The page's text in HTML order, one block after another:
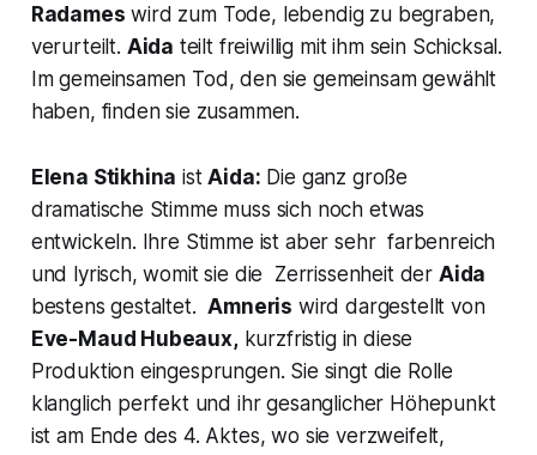
Radames wird zum Tode, lebendig zu begraben,
verurteilt. Aida teilt freiwillig mit ihm sein Schicksal.
Im gemeinsamen Tod, den sie gemeinsam gewählt
haben, finden sie zusammen.
Elena Stikhina istAida: Die ganz große
dramatische Stimme muss sich noch etwas
entwickeln. Ihre Stimme ist aber sehr farbenreich
und lyrisch, womit sie die Zerrissenheit der Aida
bestens gestaltet.Amneris wird dargestellt von
Eve-Maud Hubeaux,kurzfristig in diese
Produktion eingesprungen. Sie singt die Rolle
klanglich perfekt und ihr gesanglicher Höhepunkt
ist am Ende des 4. Aktes, wo sie verzweifelt,